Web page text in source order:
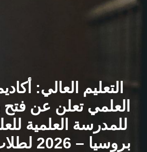
التعليم العالي:
العلمي تعلن عن فتح
للمدرسة العلمية
بروسيا